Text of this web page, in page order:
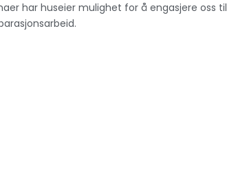
har huseier mulighet for å engasjere oss til